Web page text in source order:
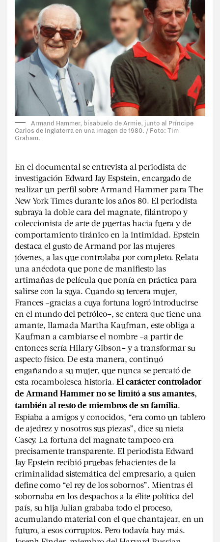
Armand Hammer, bisabuelo de Armie, junto al Príncipe
Carlos de Inglaterra en una imagen de 1980. / Foto: Tim
Graham.
En el documental se entrevista al periodista de
investigación Edward Jay Espstein, encargado de
realizar un perfil sobre Armand Hammer para The
New York Times durante los años 80. El periodista
subraya la doble cara del magnate, filántropo y
coleccionista de arte de puertas hacia fuera y de
comportamiento tiránico en la intimidad. Epstein
destaca el gusto de Armand por las mujeres
jóvenes, a las que controlaba por completo. Relata
una anécdota que pone de manifiesto las
artimañas de película que ponía en práctica para
salirse con la suya. Cuando su tercera mujer,
Frances –gracias a cuya fortuna logró introducirse
en el mundo del petróleo–, se entera que tiene una
amante, llamada Martha Kaufman, este obliga a
Kaufman a cambiarse el nombre –a partir de
entonces sería Hilary Gibson– y a transformar su
aspecto físico. De esta manera, continuó
engañando a su mujer, que nunca se percató de
esta rocambolesca historia. El carácter controlador
de Armand Hammer no se limitó a sus amantes,
también al resto de miembros de su familia.
Espiaba a amigos y conocidos, “era como un tablero
de ajedrez y nosotros sus piezas”, dice su nieta
Casey. La fortuna del magnate tampoco era
precisamente transparente. El periodista Edward
Jay Epstein recibió pruebas fehacientes de la
criminalidad sistemática del empresario, a quien
define como “el rey de los sobornos”. Mientras él
sobornaba en los despachos a la élite política del
país, su hija Julian grababa todo el proceso,
acumulando material con el que chantajear, en un
futuro, a esos corruptos. Pero todavía hay más.